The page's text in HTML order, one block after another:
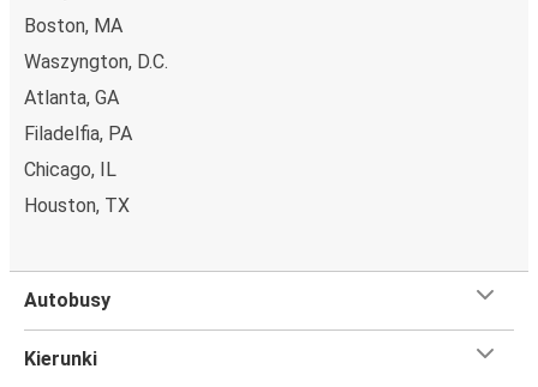
Boston, MA
Waszyngton, D.C.
Atlanta, GA
Filadelfia, PA
Chicago, IL
Houston, TX
Autobusy
Kierunki